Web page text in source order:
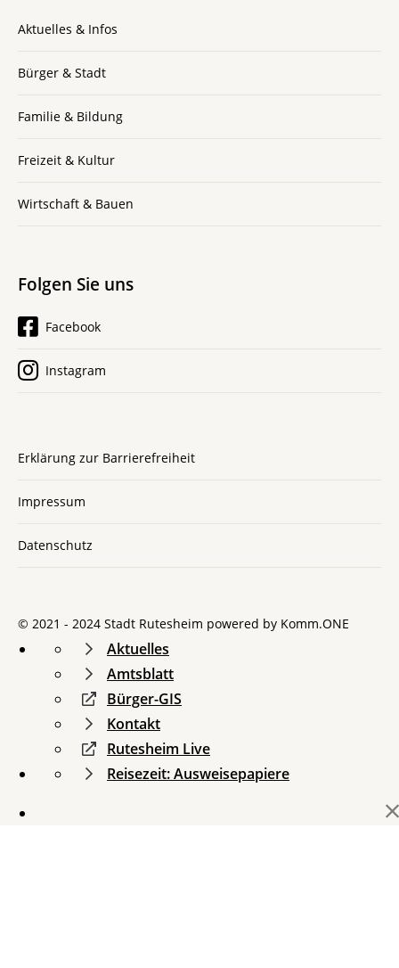
Aktuelles & Infos
Bürger & Stadt
Familie & Bildung
Freizeit & Kultur
Wirtschaft & Bauen
Folgen Sie uns
Facebook
Instagram
Erklärung zur Barrierefreiheit
Impressum
Datenschutz
© 2021 - 2024 Stadt Rutesheim powered by Komm.ONE
Aktuelles
Amtsblatt
Bürger-GIS
Kontakt
Rutesheim Live
Reisezeit: Ausweisepapiere